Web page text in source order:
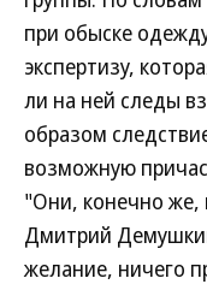
при обыске
экспертизу,
ли на ней следы
образом
возможную
"Они, конечно же,
Дмитрий
желание, ничего